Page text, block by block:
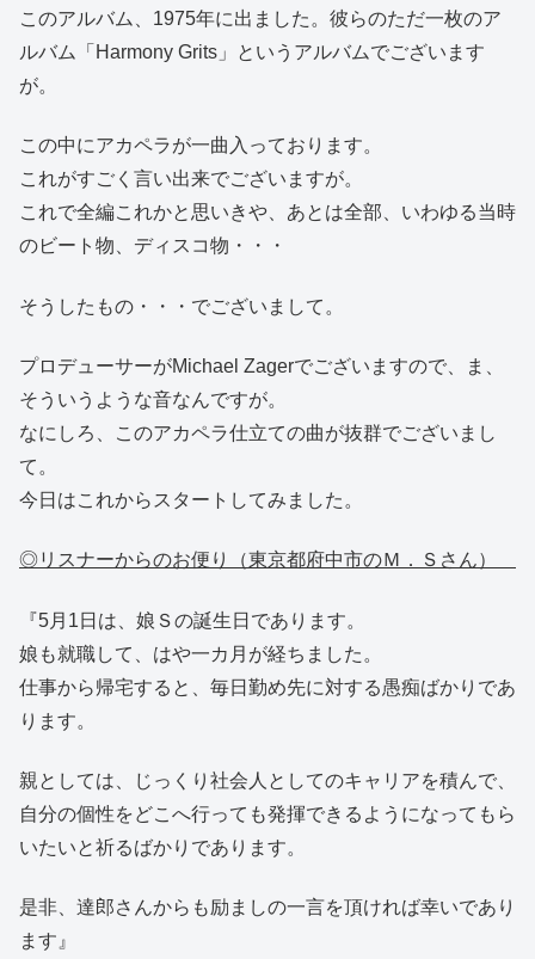
このアルバム、1975年に出ました。彼らのただ一枚のア
ルバム「Harmony Grits」というアルバムでございます
が。
この中にアカペラが一曲入っております。
これがすごく言い出来でございますが。
これで全編これかと思いきや、あとは全部、いわゆる当時
のビート物、ディスコ物・・・
そうしたもの・・・でございまして。
プロデューサーがMichael Zagerでございますので、ま、
そういうような音なんですが。
なにしろ、このアカペラ仕立ての曲が抜群でございまし
て。
今日はこれからスタートしてみました。
◎リスナーからのお便り（東京都府中市のＭ．Ｓさん）
『5月1日は、娘Ｓの誕生日であります。
娘も就職して、はや一カ月が経ちました。
仕事から帰宅すると、毎日勤め先に対する愚痴ばかりであ
ります。
親としては、じっくり社会人としてのキャリアを積んで、
自分の個性をどこへ行っても発揮できるようになってもら
いたいと祈るばかりであります。
是非、達郎さんからも励ましの一言を頂ければ幸いであり
ます』